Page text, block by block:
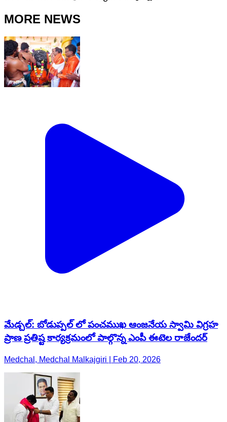
MORE NEWS
మేడ్చల్: బోడుప్పల్ లో పంచముఖ ఆంజనేయ స్వామి విగ్రహ
ప్రాణ ప్రతిష్ట కార్యక్రమంలో పాల్గొన్న ఎంపీ ఈటెల రాజేందర్
Medchal, Medchal Malkajgiri | Feb 20, 2026